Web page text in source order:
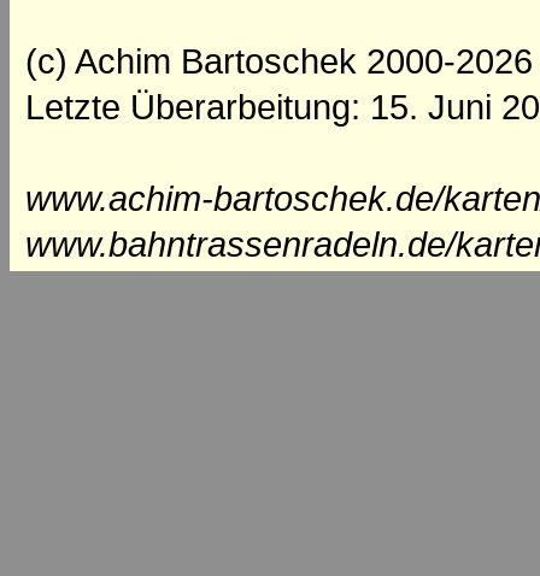
(c) Achim Bartoschek 2000-2026
Letzte Überarbeitung: 15. Juni
www.achim-bartoschek.de/
www.bahntrassenradeln.de/